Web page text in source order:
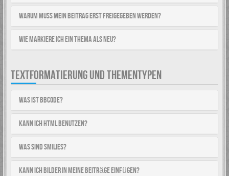
Warum muss mein Beitrag erst freigegeben werden?
Wie markiere ich ein Thema als neu?
TEXTFORMATIERUNG UND THEMENTYPEN
Was ist BBCode?
Kann ich HTML benutzen?
Was sind Smilies?
Kann ich Bilder in meine Beiträge einfügen?